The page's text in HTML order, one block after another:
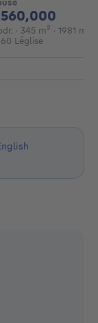
5 bedrooms
· 345 m² square
· 1981 m²
Léglise
proximité et
En tant
connaissons
marché